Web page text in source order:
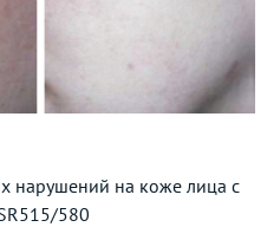
нарушений на коже лица с
580